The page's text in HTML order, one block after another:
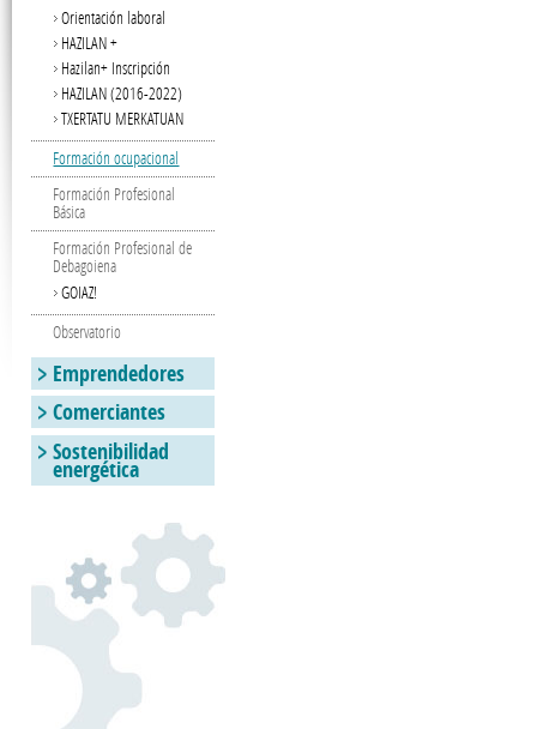
Orientación laboral
HAZILAN +
Hazilan+ Inscripción
HAZILAN (2016-2022)
TXERTATU MERKATUAN
Formación ocupacional
Formación Profesional
Básica
Formación Profesional de
Debagoiena
GOIAZ!
Observatorio
Emprendedores
Comerciantes
Sostenibilidad
energética